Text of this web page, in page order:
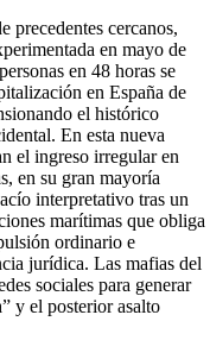
precedentes cercanos,
en mayo de
en 48 horas se
en España de
el histórico
En esta nueva
el ingreso irregular en
en su gran mayoría
interpretativo tras un
marítimas que obliga
ordinario e
jurídica. Las mafias del
sociales para generar
y el posterior asalto